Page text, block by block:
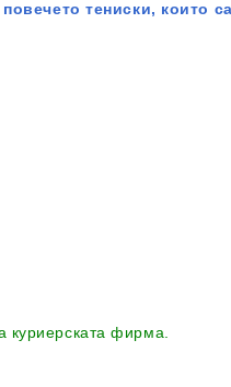
тениски, които
фирма.